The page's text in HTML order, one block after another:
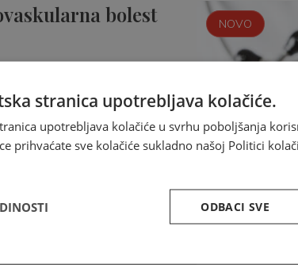
bolest NOVO
Provjerite
stranica upotrebljava kolačiće.
upotrebljava kolačiće u svrhu poboljšanja
prihvaćate sve kolačiće sukladno našoj Politici
ODBACI SVE